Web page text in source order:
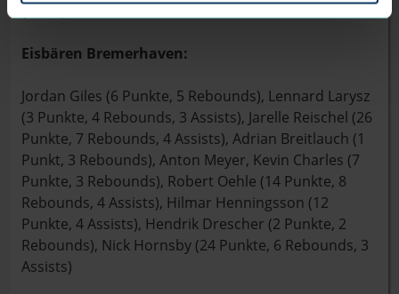
(46:43)
Eisbären Bremerhaven:
Jordan Giles (6 Punkte, 5 Rebounds), Lennard Larysz
(3 Punkte, 4 Rebounds, 3 Assists), Jarelle Reischel (26
Punkte, 7 Rebounds, 4 Assists), Adrian Breitlauch (1
Punkt, 3 Rebounds), Anton Meyer, Kevin Charles (7
Punkte, 3 Rebounds), Robert Oehle (14 Punkte, 8
Rebounds, 4 Assists), Hilmar Henningsson (12
Punkte, 4 Assists), Hendrik Drescher (2 Punkte, 2
Rebounds), Nick Hornsby (24 Punkte, 6 Rebounds, 3
Assists)